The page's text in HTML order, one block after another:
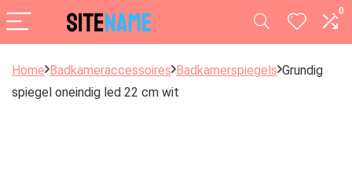
0
Home Badkameraccessoires Badkamerspiegels Grundig
spiegel oneindig led 22 cm wit